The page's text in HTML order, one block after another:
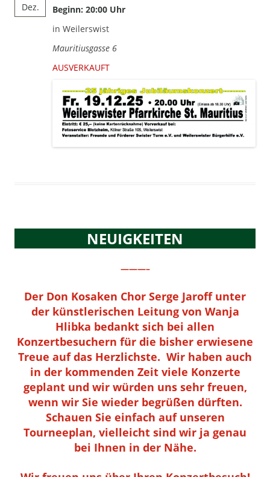
Dez.
Beginn: 20:00 Uhr
in Weilerswist
Mauritiusgasse 6
AUSVERKAUFT
NEUIGKEITEN
———–
Der Don Kosaken Chor Serge Jaroff unter
der künstlerischen Leitung von Wanja
Hlibka bedankt sich bei allen
Konzertbesuchern für die bisher erwiesene
Treue auf das Herzlichste. Wir haben auch
in der kommenden Zeit viele Konzerte
geplant und wir würden uns sehr freuen,
wenn wir Sie wieder begrüßen dürften.
Schauen Sie einfach auf unseren
Tourneeplan, vielleicht sind wir ja genau
bei Ihnen in der Nähe.